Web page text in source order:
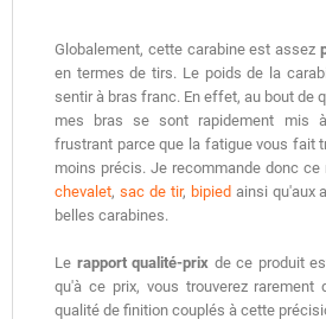
Globalement, cette carabine est assez
en termes de tirs. Le poids de la
sentir à bras franc. En effet, au bout de
mes bras se sont rapidement mis
frustrant parce que la fatigue vous fait
moins précis. Je recommande donc ce
chevalet, sac de tir, bipied ainsi qu'aux
belles carabines.
Le rapport qualité-prix de ce produit
qu'à ce prix, vous trouverez rarement
qualité de finition couplés à cette